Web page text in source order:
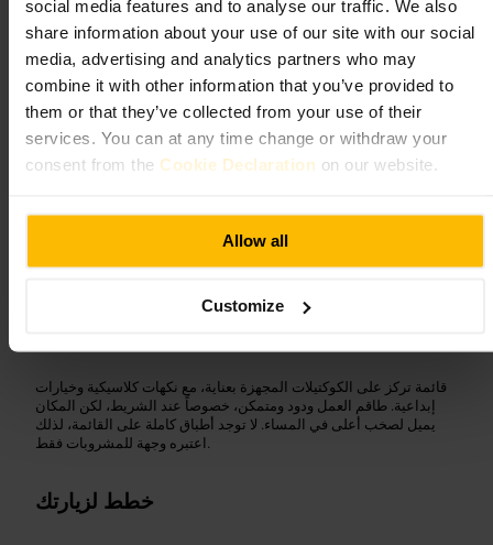
social media features and to analyse our traffic. We also
share information about your use of our site with our social
media, advertising and analytics partners who may
combine it with other information that you’ve provided to
them or that they’ve collected from your use of their
services. You can at any time change or withdraw your
consent from the Cookie Declaration on our website.
Allow all
Customize
“كوكتيلات محضرة بعناية، أجواء حيوية بجوار
المارينا”
قائمة تركز على الكوكتيلات المجهزة بعناية، مع نكهات كلاسيكية وخيارات
إبداعية. طاقم العمل ودود ومتمكن، خصوصاً عند الشريط، لكن المكان
يميل لصخب أعلى في المساء. لا توجد أطباق كاملة على القائمة، لذلك
اعتبره وجهة للمشروبات فقط.
خطط لزيارتك